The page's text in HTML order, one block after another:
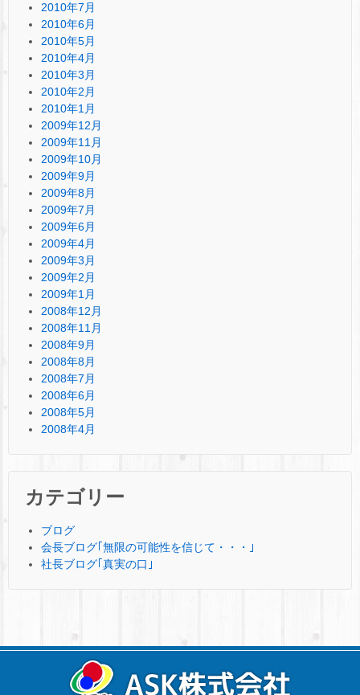
2010年7月
2010年6月
2010年5月
2010年4月
2010年3月
2010年2月
2010年1月
2009年12月
2009年11月
2009年10月
2009年9月
2009年8月
2009年7月
2009年6月
2009年4月
2009年3月
2009年2月
2009年1月
2008年12月
2008年11月
2008年9月
2008年8月
2008年7月
2008年6月
2008年5月
2008年4月
カテゴリー
ブログ
会長ブログ｢無限の可能性を信じて・・・｣
社長ブログ｢真実の口｣